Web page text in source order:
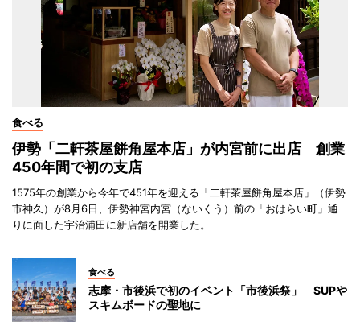
食べる
伊勢「二軒茶屋餅角屋本店」が内宮前に出店 創業
450年間で初の支店
1575年の創業から今年で451年を迎える「二軒茶屋餅角屋本店」（伊勢
市神久）が8月6日、伊勢神宮内宮（ないくう）前の「おはらい町」通
りに面した宇治浦田に新店舗を開業した。
食べる
志摩・市後浜で初のイベント「市後浜祭」 SUPや
スキムボードの聖地に